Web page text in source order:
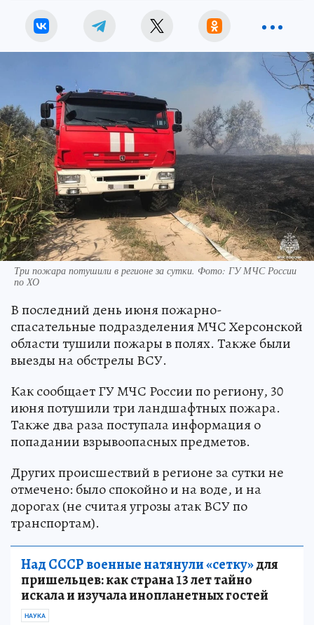
Три пожара потушили в регионе за сутки. Фото: ГУ МЧС России
по ХО
В последний день июня пожарно-
спасательные подразделения МЧС Херсонской
области тушили пожары в полях. Также были
выезды на обстрелы ВСУ.
Как сообщает ГУ МЧС России по региону, 30
июня потушили три ландшафтных пожара.
Также два раза поступала информация о
попадании взрывоопасных предметов.
Других происшествий в регионе за сутки не
отмечено: было спокойно и на воде, и на
дорогах (не считая угрозы атак ВСУ по
транспортам).
Над СССР военные натянули «сетку»для
пришельцев: как страна 13 лет тайно
искала и изучала инопланетных гостей
НАУКА